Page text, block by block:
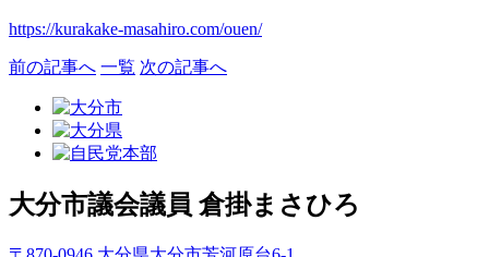
https://kurakake-masahiro.com/ouen/
前の記事へ 一覧 次の記事へ
大分市議会議員 倉掛まさひろ